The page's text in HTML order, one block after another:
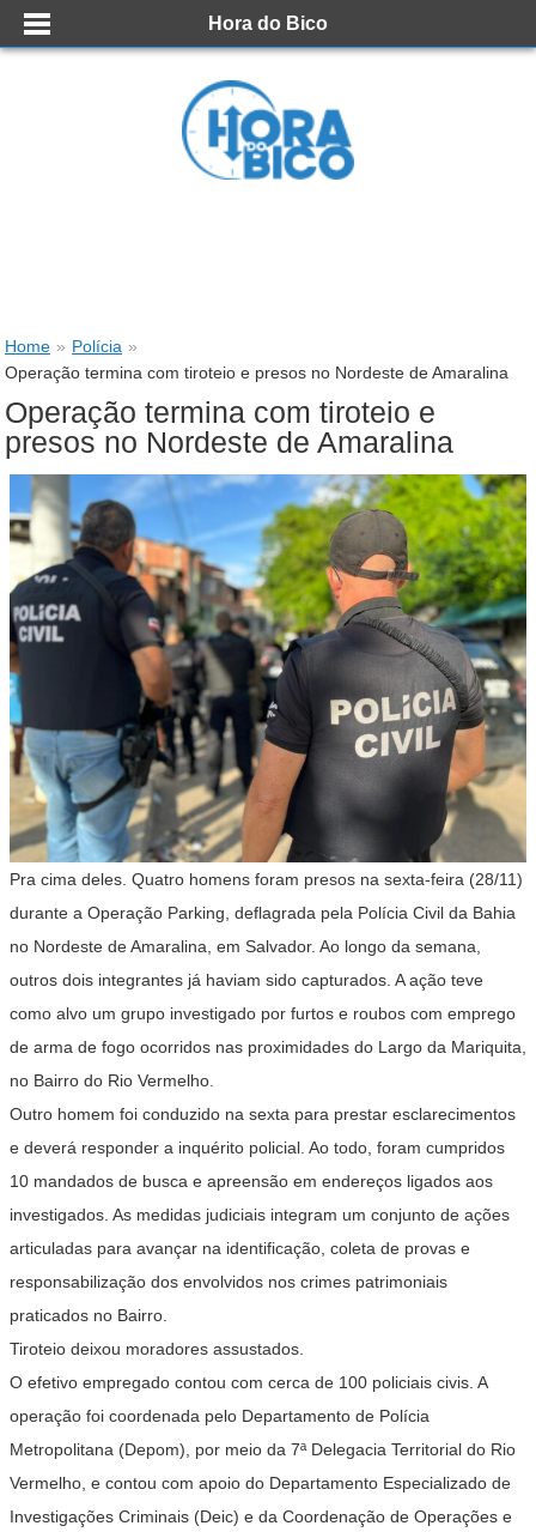
Hora do Bico
Home » Polícia »
Operação termina com tiroteio e presos no Nordeste de Amaralina
Operação termina com tiroteio e
presos no Nordeste de Amaralina
Pra cima deles. Quatro homens foram presos na sexta-feira (28/11)
durante a Operação Parking, deflagrada pela Polícia Civil da Bahia
no Nordeste de Amaralina, em Salvador. Ao longo da semana,
outros dois integrantes já haviam sido capturados. A ação teve
como alvo um grupo investigado por furtos e roubos com emprego
de arma de fogo ocorridos nas proximidades do Largo da Mariquita,
no Bairro do Rio Vermelho.
Outro homem foi conduzido na sexta para prestar esclarecimentos
e deverá responder a inquérito policial. Ao todo, foram cumpridos
10 mandados de busca e apreensão em endereços ligados aos
investigados. As medidas judiciais integram um conjunto de ações
articuladas para avançar na identificação, coleta de provas e
responsabilização dos envolvidos nos crimes patrimoniais
praticados no Bairro.
Tiroteio deixou moradores assustados.
O efetivo empregado contou com cerca de 100 policiais civis. A
operação foi coordenada pelo Departamento de Polícia
Metropolitana (Depom), por meio da 7ª Delegacia Territorial do Rio
Vermelho, e contou com apoio do Departamento Especializado de
Investigações Criminais (Deic) e da Coordenação de Operações e